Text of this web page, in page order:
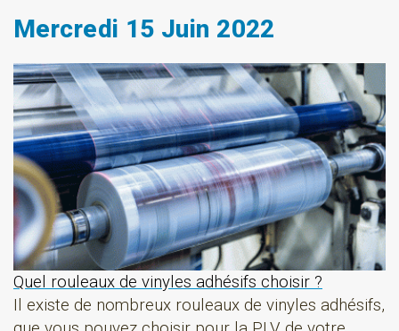
Mercredi 15 Juin 2022
Quel rouleaux de vinyles adhésifs choisir ?
Il existe de nombreux rouleaux de vinyles adhésifs,